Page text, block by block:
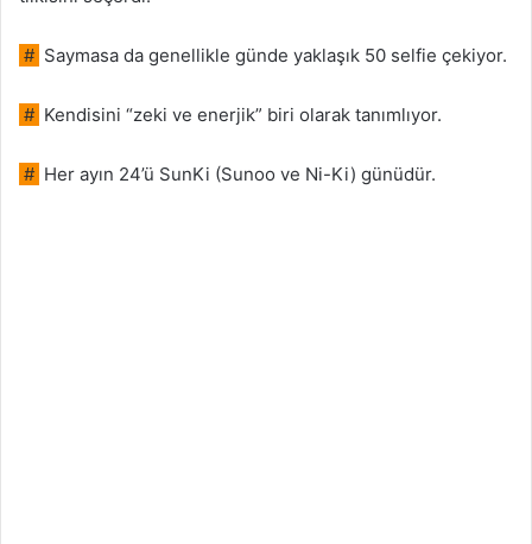
# Saymasa da genellikle günde yaklaşık 50 selfie çekiyor.
# Kendisini “zeki ve enerjik” biri olarak tanımlıyor.
# Her ayın 24’ü SunKi (Sunoo ve Ni-Ki) günüdür.